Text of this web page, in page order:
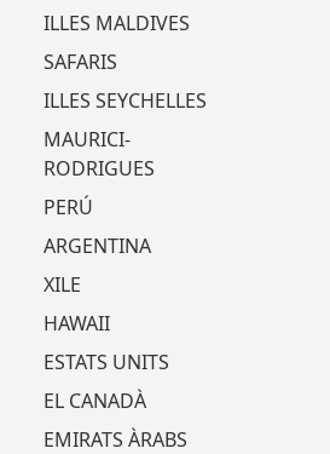
ILLES MALDIVES
SAFARIS
ILLES SEYCHELLES
MAURICI-
RODRIGUES
PERÚ
ARGENTINA
XILE
HAWAII
ESTATS UNITS
EL CANADÀ
EMIRATS ÀRABS